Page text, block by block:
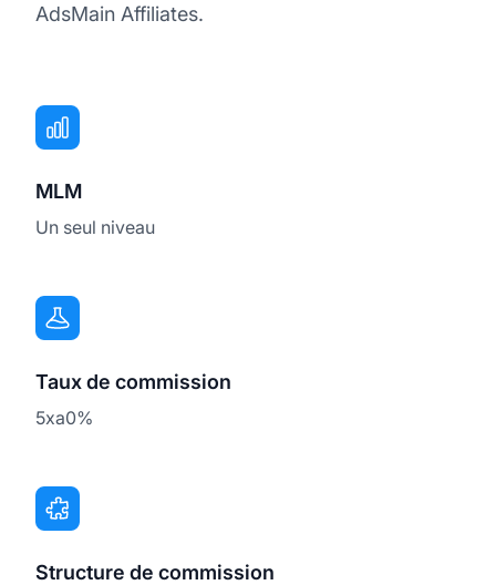
AdsMain Affiliates.
MLM
Un seul niveau
Taux de commission
5xa0%
Structure de commission